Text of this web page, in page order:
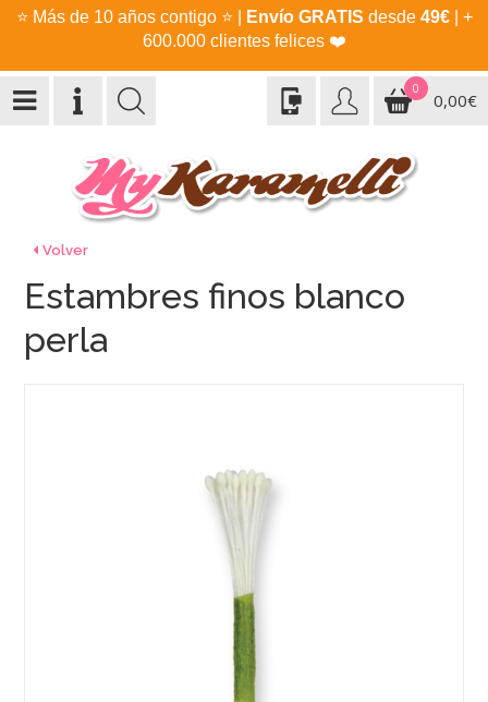
⭐ Más de 10 años contigo ⭐ Envío GRATIS desde 49€| +
600.000 clientes felices ❤️
0
0,00€
Volver
Estambres finos blanco
perla